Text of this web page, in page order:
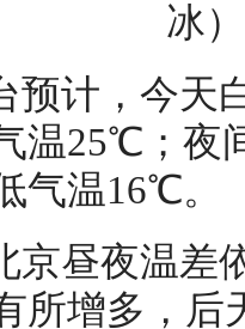
冰）
预计，今天
温25℃；夜
气温16℃。
京昼夜温差
所增多，后